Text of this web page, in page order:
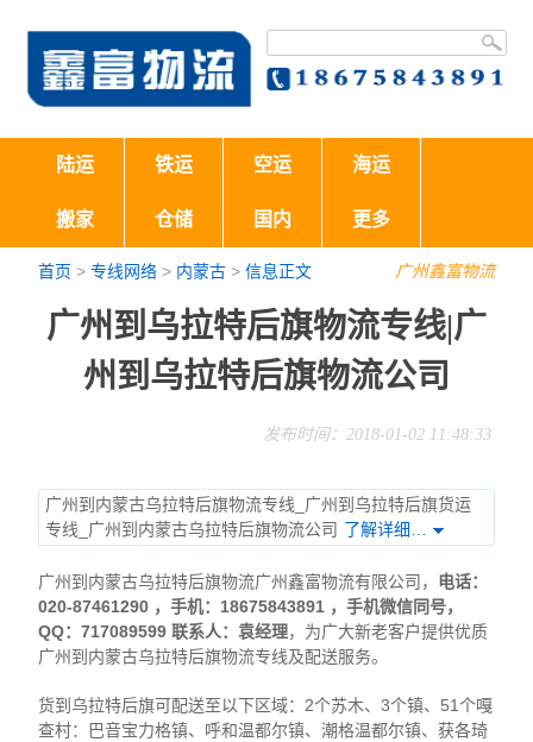
陆运 铁运 空运 海运
搬家 仓储 国内 更多
广州鑫富物流
首页 >专线网络 > 内蒙古 >信息正文
广州到乌拉特后旗物流专线|广
州到乌拉特后旗物流公司
发布时间：2018-01-02 11:48:33
广州到内蒙古乌拉特后旗物流专线_广州到乌拉特后旗货运
专线_广州到内蒙古乌拉特后旗物流公司 了解详细…
广州到内蒙古乌拉特后旗物流广州鑫富物流有限公司， 电话：
020-87461290 ，手机：18675843891 ，手机微信同号，
QQ：717089599 联系人：袁经理，为广大新老客户提供优质
广州到内蒙古乌拉特后旗物流专线及配送服务。
货到乌拉特后旗可配送至以下区域：2个苏木、3个镇、51个嘎
查村：巴音宝力格镇、呼和温都尔镇、潮格温都尔镇、获各琦